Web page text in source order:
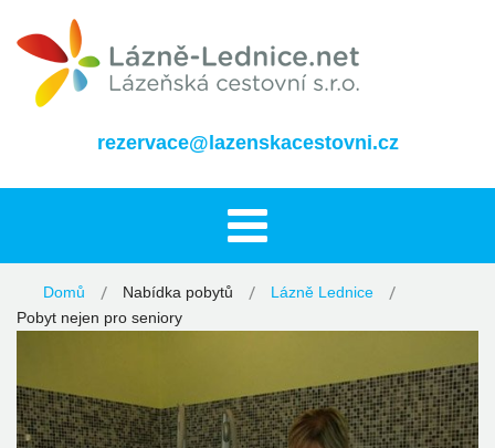
rezervace@lazenskacestovni.cz
Domů Nabídka pobytů
Lázně Lednice
Pobyt nejen pro seniory